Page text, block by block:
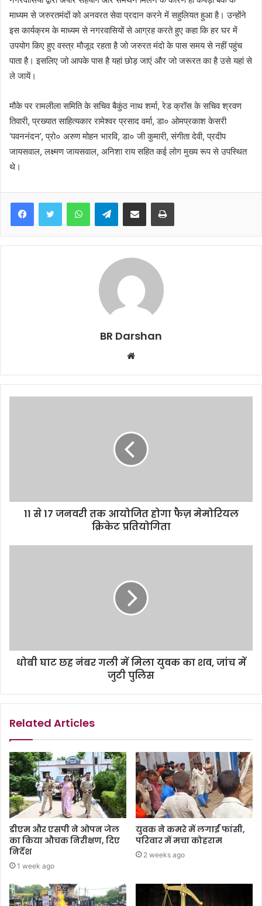
माध्यम से जरुरतमंदों को अनवरत सेवा प्रदान करने में सहुलियत हुआ है। उन्होंने
इस कार्यक्रम के माध्यम से नगरवासियों से आग्रह करते हुए कहा कि हर घर में
उपयोग किए हुए वस्त्र मौजूद रहता है जो जरुरत मंदो के पास समय से नहीं पहुंच
पाता है। इसलिए जो आपके पास है यहां छोड़ जाएं और जो जरूरत का है उसे यहां से
ले जायें।
मौके पर रामलीला समिति के सचिव बैकुंठ नाथ शर्मा, रेड क्रॉस के सचिव श्रवण
तिवारी, प्रख्यात साहित्यकार रामेश्वर प्रसाद वर्मा, डा० ओमप्रकाश केसरी
‘पवननंदन’, प्रो० अरुण मोहन भारवि, डा० जी कुमारी, संगीता देवी, प्रदीप
जायसवाल, लक्ष्मण जायसवाल, अनिशा राय सहित कई लोग मुख्य रूप से उपस्थित
थे।
Telegram
BR Darshan
b
s
e
11 से 17 जनवरी तक आयोजित होगा फैज़ मेमोरियल
क्रिकेट प्रतियोगिता
धोबी घाट छह नंबर गली में मिला युवक का शव, जांच में
जुटी पुलिस
Related Articles
डीएम और एसपी ने ओपन जेल
का किया औचक निरीक्षण, दिए
निर्देश
1 week ago
युवक ने कमरे में लगाईं फांसी,
परिवार में मचा कोहराम
2 weeks ago